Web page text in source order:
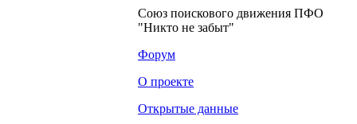
Союз поискового движения ПФО
"Никто не забыт"
Форум
О проекте
Открытые данные